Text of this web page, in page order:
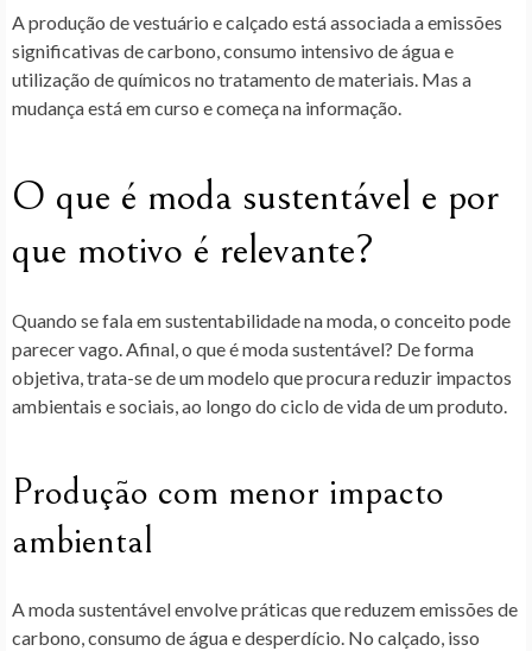
A produção de vestuário e calçado está associada aemissões
significativas de carbono, consumo intensivo de água e
utilização de químicos no tratamento de materiais. Mas a
mudança está em curso e começa na informação.
O que é moda sustentável e por
que motivo é relevante?
Quando se fala em sustentabilidade na moda, o conceito pode
parecer vago. Afinal, o que é moda sustentável? De forma
objetiva, trata-se de um modelo que procurareduzir impactos
ambientais e sociais, ao longo do ciclo de vida de um produto.
Produção com menor impacto
ambiental
A moda sustentável envolve práticas que reduzem emissões de
carbono, consumo de água e desperdício. No calçado, isso